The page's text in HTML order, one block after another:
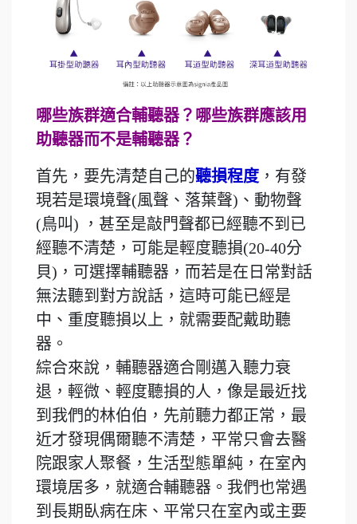
哪些族群適合輔聽器？哪些族群應該用
助聽器而不是輔聽器？
首先，要先清楚自己的聽損程度 ，有發
現若是環境聲(風聲、落葉聲)、動物聲
(鳥叫) ，甚至是敲門聲都已經聽不到已
經聽不清楚，可能是輕度聽損(20-40分
貝)，可選擇輔聽器，而若是在日常對話
無法聽到對方說話，這時可能已經是
中、重度聽損以上，就需要配戴助聽
器。
綜合來說，輔聽器適合剛邁入聽力衰
退，輕微、輕度聽損的人，像是最近找
到我們的林伯伯，先前聽力都正常，最
近才發現偶爾聽不清楚，平常只會去醫
院跟家人聚餐，生活型態單純，在室內
環境居多，就適合輔聽器。我們也常遇
到長期臥病在床、平常只在室內或主要